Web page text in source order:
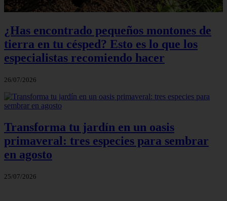
¿Has encontrado pequeños montones de
tierra en tu césped? Esto es lo que los
especialistas recomiendo hacer
26/07/2026
Transforma tu jardín en un oasis
primaveral: tres especies para sembrar
en agosto
25/07/2026